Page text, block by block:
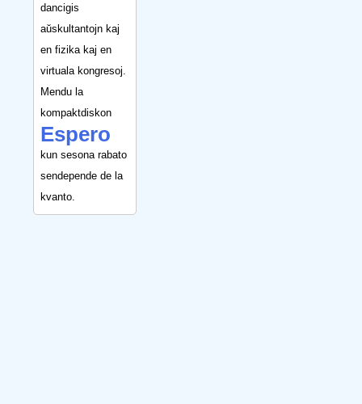
dancigis
aŭskultantojn kaj
en fizika kaj en
virtuala kongresoj.
Mendu la
kompaktdiskon
Espero
kun sesona rabato
sendepende de la
kvanto.